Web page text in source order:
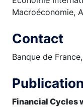
Macroéconomie,
Contact
Banque de
Financial Cycles